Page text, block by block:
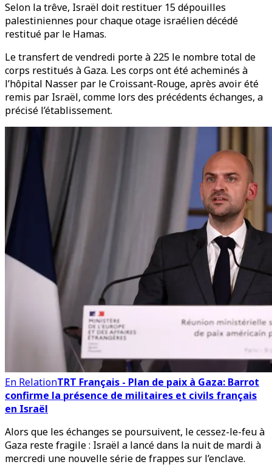
Selon la trêve, Israël doit restituer 15 dépouilles
palestiniennes pour chaque otage israélien décédé
restitué par le Hamas.
Le transfert de vendredi porte à 225 le nombre total de
corps restitués à Gaza. Les corps ont été acheminés à
l’hôpital Nasser par le Croissant-Rouge, après avoir été
remis par Israël, comme lors des précédents échanges, a
précisé l’établissement.
En RelationTRT Français - Plan de paix à Gaza: Barrot
confirme la présence de militaires et civils français
en Israël
Alors que les échanges se poursuivent, le cessez-le-feu à
Gaza reste fragile : Israël a lancé dans la nuit de mardi à
mercredi une nouvelle série de frappes sur l’enclave.